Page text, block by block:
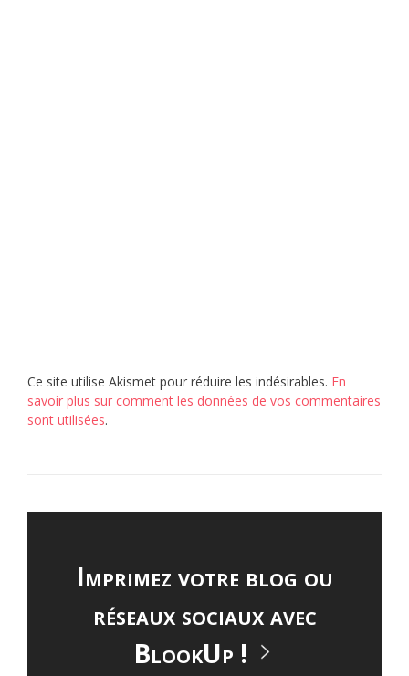
Ce site utilise Akismet pour réduire les indésirables. En
savoir plus sur comment les données de vos commentaires
sont utilisées.
Imprimez votre blog ou
réseaux sociaux avec
BlookUp !